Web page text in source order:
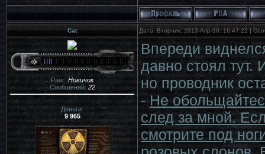
Cat Дата: Вторник, 2013-Апр-30, 16:47:22 |
Ранг:Новичок
Сообщений: 22
Деньги:
9 965
Впереди
давно стоял тут.
но проводник
-Не
след за мной.
смотрите под